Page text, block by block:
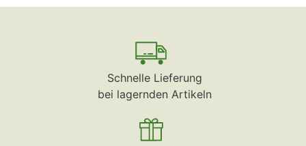
Schnelle Lieferung
bei lagernden Artikeln